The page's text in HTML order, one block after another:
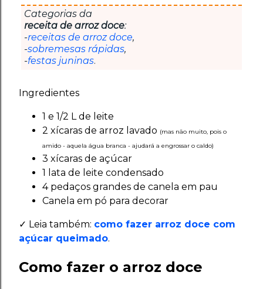
Categorias da
receita de arroz doce:
-receitas de arroz doce,
-sobremesas rápidas,
-festas juninas.
Ingredientes
1 e 1/2 L de leite
2 xícaras de arroz lavado (mas não muito, pois o
amido - aquela água branca - ajudará a engrossar o caldo)
3 xícaras de açúcar
1 lata de leite condensado
4 pedaços grandes de canela em pau
Canela em pó para decorar
✓ Leia também: como fazer arroz doce com
açúcar queimado.
Como fazer o arroz doce